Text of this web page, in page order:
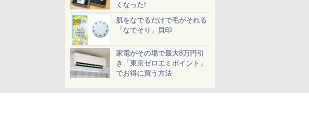
くなった!
肌をなでるだけで毛がそれる
「なでそり」貝印
家電がその場で最大8万円引
き「東京ゼロエミポイント」
でお得に買う方法